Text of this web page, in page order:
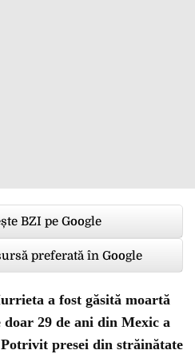
BZI pe Google
preferată în Google
a fost găsită moartă
29 de ani din Mexic a
Potrivit presei din străinătate